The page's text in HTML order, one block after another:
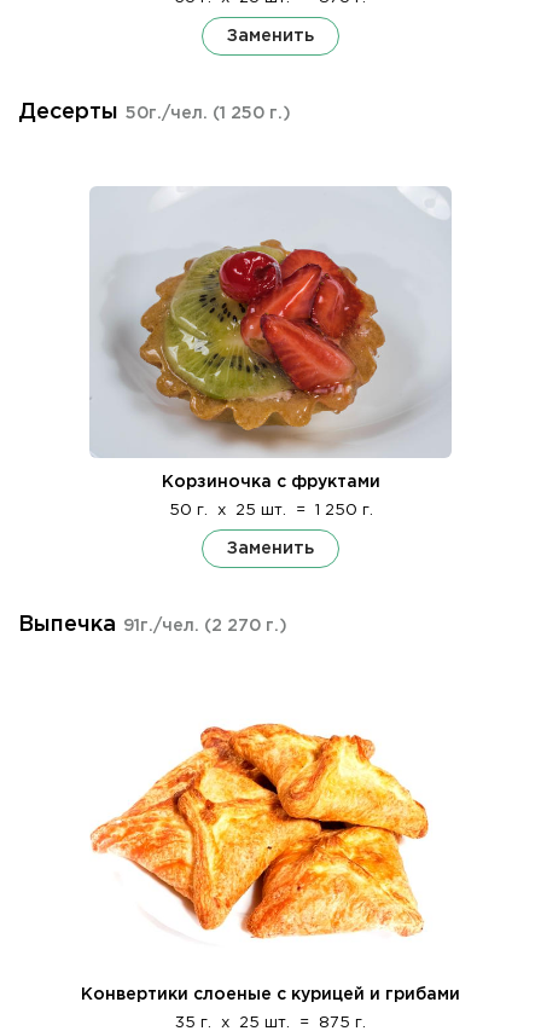
Заменить
Десерты 50г./чел. (1 250 г.)
Корзиночка с фруктами
50 г. x 25 шт. = 1 250 г.
Заменить
Выпечка 91г./чел. (2 270 г.)
Конвертики слоеные с курицей и грибами
35 г. x 25 шт. = 875 г.